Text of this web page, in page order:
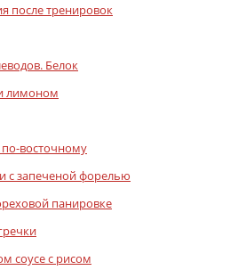
после тренировок
Белок
лимоном
восточному
с запеченой форелью
панировке
соусе с рисом